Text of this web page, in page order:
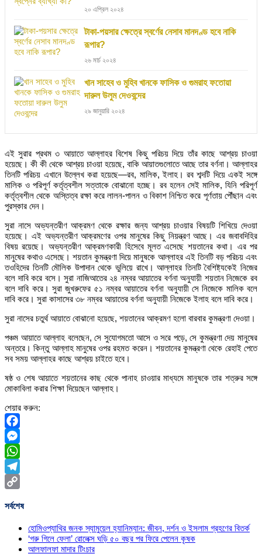
২০ এপ্রিল ২০২৪
টাকা-পয়সার ক্ষেত্রে স্বর্ণের নেসাব মানদণ্ড হবে নাকি
রূপার?
২৬ মার্চ ২০২৪
খান সাহেব ও মুহিব খানকে ফাসিক ও গুমরাহ ফতোয়া
দারুল উলুম দেওবন্দের
২৯ জানুয়ারি ২০২৪
এই সুরার প্রথম ৩ আয়াতে আল্লাহর বিশেষ কিছু পরিচয় দিয়ে তাঁর কাছে আশ্রয় চাওয়া
হয়েছে। কী কী থেকে আশ্রয় চাওয়া হয়েছে, বাকি আয়াতগুলোতে আছে তার বর্ণনা। আল্লাহর
তিনটি পরিচয় এখানে উল্লেখ করা হয়েছে—রব, মালিক, ইলাহ। রব শব্দটি দিয়ে একই সঙ্গে
মালিক ও পরিপূর্ণ কর্তৃত্বশীল সত্তাকে বোঝানো হচ্ছে। রব হলেন সেই মালিক, যিনি পরিপূর্ণ
কর্তৃত্বশীল থেকে অস্তিত্ব রক্ষা করে লালন-পালন ও বিকাশ নিশ্চিত করে পূর্ণতায় পৌঁছান এবং
পুরস্কার দেন।
সুরা নাসে অভ্যন্তরীণ আক্রমণ থেকে রক্ষার জন্য আশ্রয় চাওয়ার বিষয়টি শিখিয়ে দেওয়া
হয়েছে। এই অভ্যন্তরীণ আক্রমণের ওপর মানুষের কিছু নিয়ন্ত্রণ আছে। এর জবাবদিহির
বিষয় রয়েছে। অভ্যন্তরীণ আক্রমণকারী হিসেবে মূলত এসেছে শয়তানের কথা। এর পর
মানুষের কথাও এসেছে। শয়তান কুমন্ত্রণা দিয়ে মানুষকে আল্লাহর এই তিনটি বড় পরিচয় এবং
তওহিদের তিনটি মৌলিক উপাদান থেকে ভুলিয়ে রাখে। আল্লাহর তিনটি বৈশিষ্ট্যকেই নিজের
বলে দাবি করে বসে। সুরা নাজিআতের ২৪ নম্বর আয়াতের বর্ণনা অনুযায়ী শয়তান নিজেকে রব
বলে দাবি করে। সুরা জুখরুফের ৫১ নম্বর আয়াতের বর্ণনা অনুযায়ী সে নিজেকে মালিক বলে
দাবি করে। সুরা কাসাসের ৩৮ নম্বর আয়াতের বর্ণনা অনুযায়ী নিজেকে ইলাহ বলে দাবি করে।
সুরা নাসের চতুর্থ আয়াতে বোঝানো হয়েছে, শয়তানের আক্রমণ হলো বারবার কুমন্ত্রণা দেওয়া।
পঞ্চম আয়াতে আল্লাহ বলেছেন, সে সুযোগমতো আসে ও সরে পড়ে, সে কুমন্ত্রণা দেয় মানুষের
অন্তরে। কিন্তু আল্লাহ মানুষের ওপর রহমত করেন। শয়তানের কুমন্ত্রণা থেকে রেহাই পেতে
সব সময় আল্লাহর কাছে আশ্রয় চাইতে হবে।
ষষ্ঠ ও শেষ আয়াতে শয়তানের কাছ থেকে পানাহ চাওয়ার মাধ্যমে মানুষকে তার শত্রুর সঙ্গে
মোকাবিলা করার শিক্ষা দিয়েছেন আল্লাহ।
শেয়ার করুন:
Facebook
Messenger
WhatsApp
Telegram
Link
সর্বশেষ
হোমিওপ্যাথির জনক স্যামুয়েল হ্যানিম্যান: জীবন, দর্শন ও ইসলাম গ্রহণের বিতর্ক
‘গরু গিলে ফেলা’ রোলেক্স ঘড়ি ৫০ বছর পর ফিরে পেলেন কৃষক
আলফালফা মাদার টিংচার